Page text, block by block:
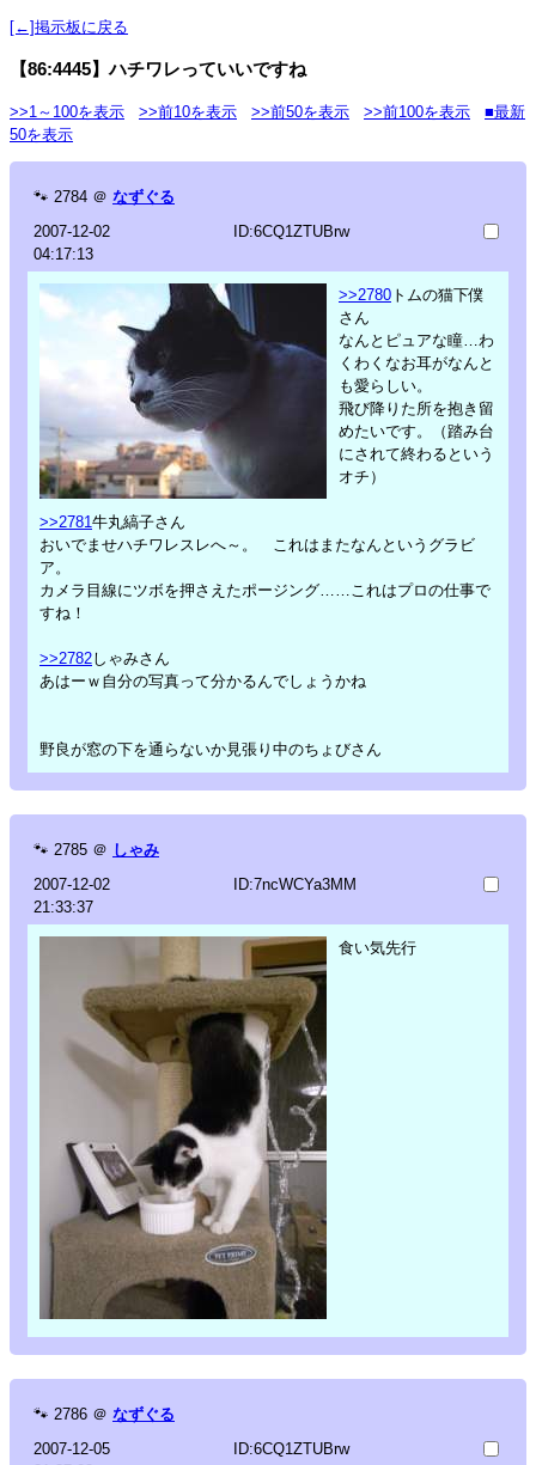
[←]掲示板に戻る
【86:4445】ハチワレっていいですね
>>1～100を表示 >>前10を表示 >>前50を表示 >>前100を表示
■最新
50を表示
🐾 2784 ＠ なずぐる
2007-12-02
04:17:13
ID:6CQ1ZTUBrw
>>2780 トムの猫下僕
さん
なんとピュアな瞳…わ
くわくなお耳がなんと
も愛らしい。
飛び降りた所を抱き留
めたいです。（踏み台
にされて終わるという
オチ）
>>2781牛丸縞子さん
おいでませハチワレスレへ～。 これはまたなんというグラビ
ア。
カメラ目線にツボを押さえたポージング……これはプロの仕事で
すね！
>>2782しゃみさん
あはーｗ自分の写真って分かるんでしょうかね
野良が窓の下を通らないか見張り中のちょびさん
🐾 2785 ＠ しゃみ
2007-12-02
21:33:37
ID:7ncWCYa3MM
食い気先行
🐾 2786 ＠ なずぐる
2007-12-05
ID:6CQ1ZTUBrw